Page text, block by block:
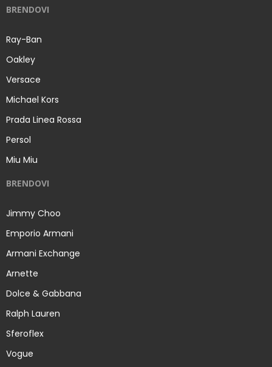
BRENDOVI
Ray-Ban
Oakley
Versace
Michael Kors
Prada Linea Rossa
Persol
Miu Miu
BRENDOVI
Jimmy Choo
Emporio Armani
Armani Exchange
Arnette
Dolce & Gabbana
Ralph Lauren
Sferoflex
Vogue